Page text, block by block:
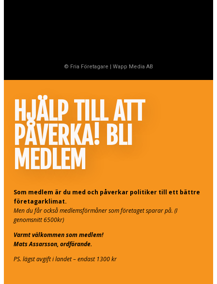
© Fria Företagare | Wapp Media AB
HJÄLP TILL ATT
PÅVERKA! BLI
MEDLEM
Som medlem är du med och påverkar politiker till ett bättre
företagarklimat.
Men du får också medlemsförmåner som företaget sparar på. (I
genomsnitt 6500kr)
Varmt välkommen som medlem!
Mats Assarsson, ordförande.
PS. lägst avgift i landet – endast 1300 kr